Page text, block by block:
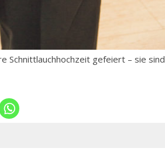
Schnittlauchhochzeit gefeiert – sie sind